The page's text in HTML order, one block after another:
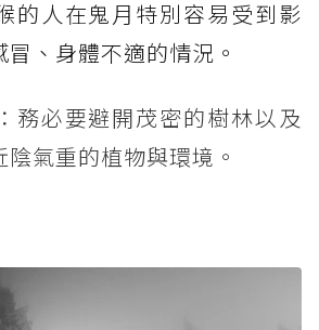
的人在鬼月特別容易受到影
、身體不適的情況。
務必要避開茂密的樹林以及
氣重的植物與環境。